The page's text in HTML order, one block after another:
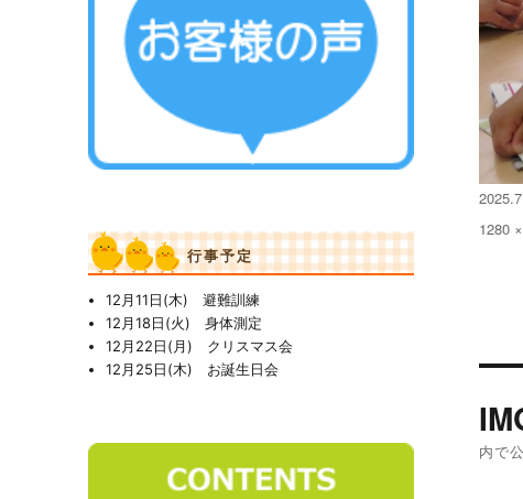
投
稿
フ
1280
稿
内で
行事予定
12月11日(木) 避難訓練
12月18日(火) 身体測定
12月22日(月) クリスマス会
12月25日(木) お誕生日会